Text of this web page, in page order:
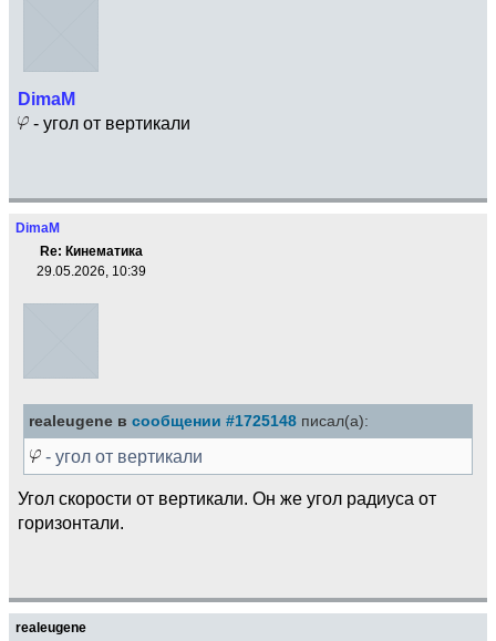
DimaM
- угол от вертикали
DimaM
Re: Кинематика
29.05.2026, 10:39
realeugene в сообщении #1725148 писал(а):
- угол от вертикали
Угол скорости от вертикали. Он же угол радиуса от
горизонтали.
realeugene